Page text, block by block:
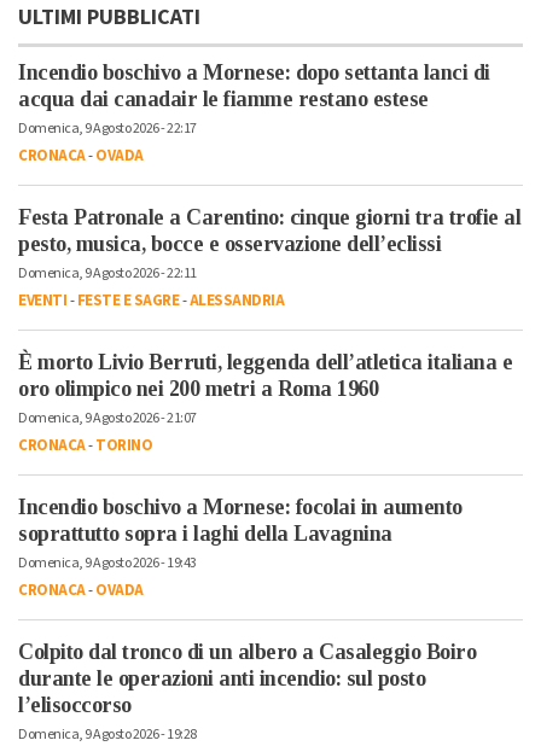
ULTIMI PUBBLICATI
Incendio boschivo a Mornese: dopo settanta lanci di
acqua dai canadair le fiamme restano estese
Domenica, 9 Agosto 2026 - 22:17
CRONACA-OVADA
Festa Patronale a Carentino: cinque giorni tra trofie al
pesto, musica, bocce e osservazione dell’eclissi
Domenica, 9 Agosto 2026 - 22:11
EVENTI-FESTE E SAGRE-ALESSANDRIA
È morto Livio Berruti, leggenda dell’atletica italiana e
oro olimpico nei 200 metri a Roma 1960
Domenica, 9 Agosto 2026 - 21:07
CRONACA-TORINO
Incendio boschivo a Mornese: focolai in aumento
soprattutto sopra i laghi della Lavagnina
Domenica, 9 Agosto 2026 - 19:43
CRONACA-OVADA
Colpito dal tronco di un albero a Casaleggio Boiro
durante le operazioni anti incendio: sul posto
l’elisoccorso
Domenica, 9 Agosto 2026 - 19:28